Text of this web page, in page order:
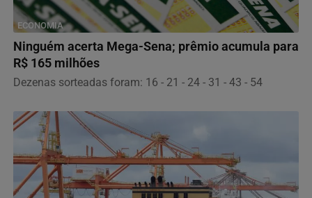
ECONOMIA
Ninguém acerta Mega-Sena; prêmio acumula para
R$ 165 milhões
Dezenas sorteadas foram: 16 - 21 - 24 - 31 - 43 - 54